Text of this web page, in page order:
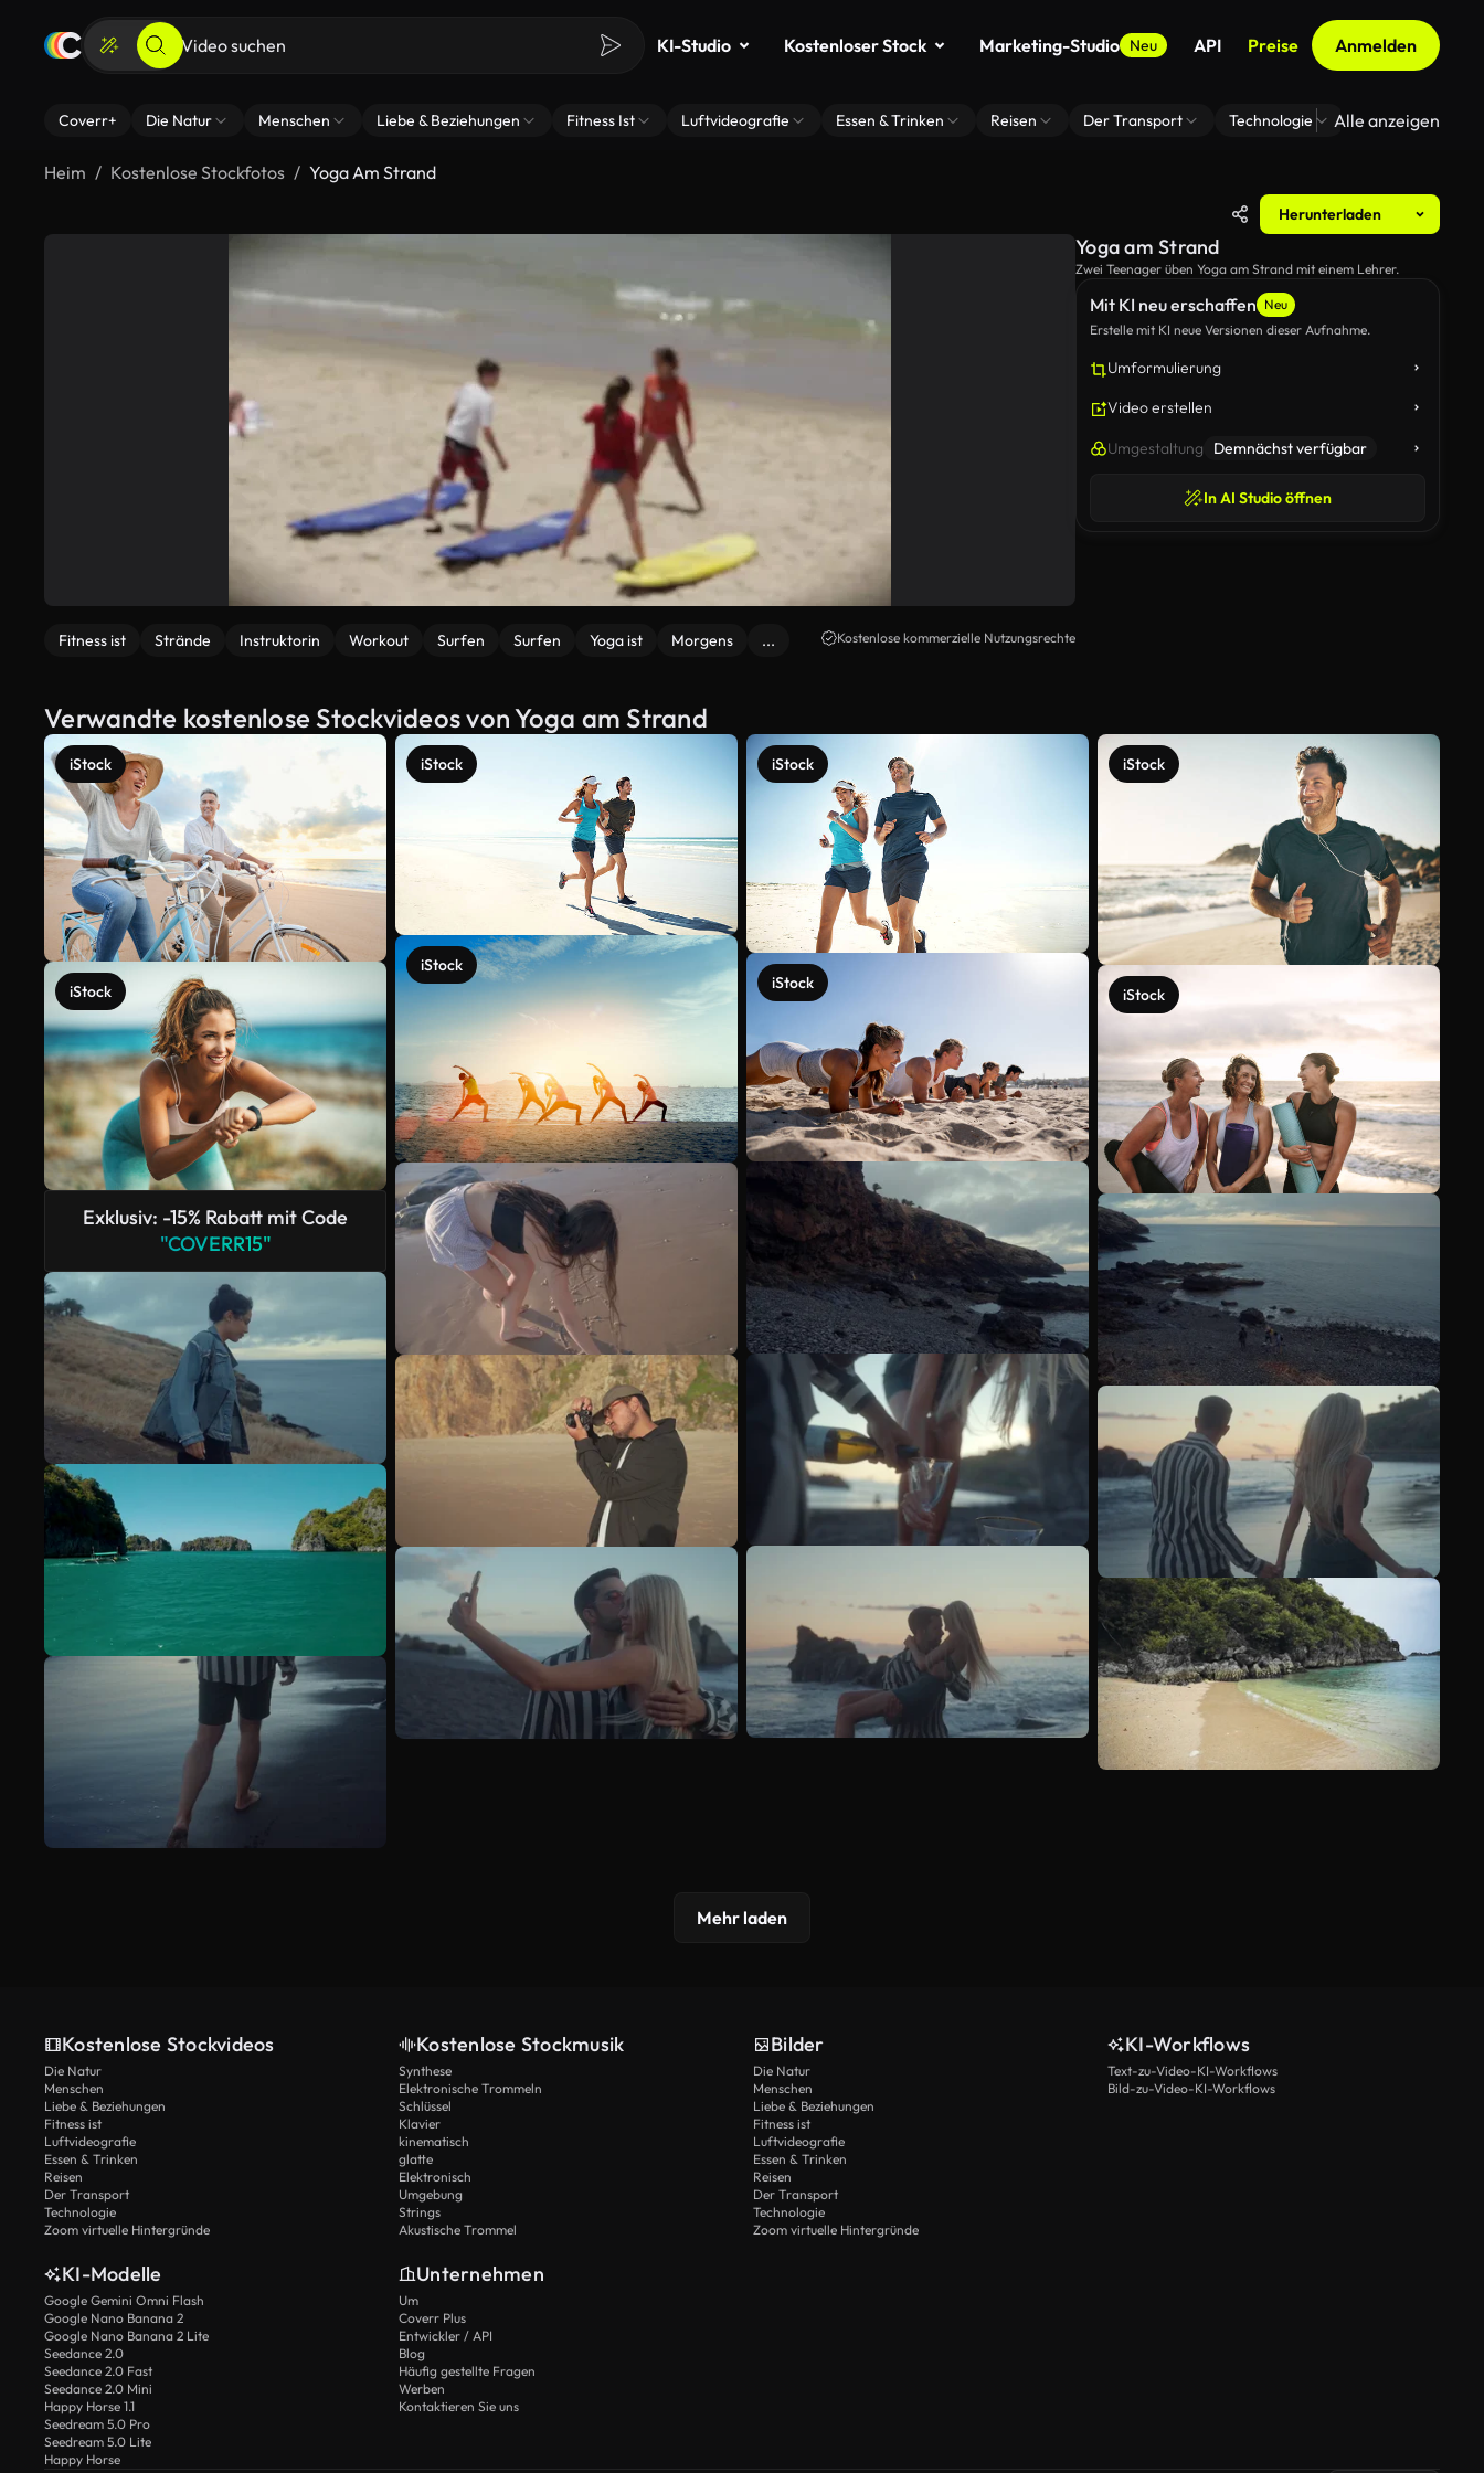
KI-Studio Kostenloser Stock Marketing-Studio Neu API Preise Anmelden
Coverr+ Die Natur Menschen Liebe & Beziehungen Fitness Ist Luftvideografie Essen & Trinken Reisen Der Transport Technologie Zoom Virtuelle
Alle anzeigen
Heim Kostenlose Stockfotos Yoga Am Strand
Herunterladen
Fitness ist Strände Instruktorin Workout Surfen Surfen Yoga ist Morgens ... Kostenlose kommerzielle Nutzungsrechte
Mit KI neu erschaffen Neu
Erstelle mit KI neue Versionen dieser Aufnahme.
Umformulierung
Video erstellen
Umgestaltung Demnächst verfügbar
In AI Studio öffnen
Yoga am Strand
Zwei Teenager üben Yoga am Strand mit einem Lehrer.
Verwandte kostenlose Stockvideos von Yoga am Strand
iStock
iStock
Exklusiv: -15% Rabatt mit Code
"COVERR15"
iStock
iStock
iStock
iStock
iStock
iStock
Mehr anzeigen
Mehr laden
Kostenlose Stockvideos
Die Natur
Menschen
Liebe & Beziehungen
Fitness ist
Luftvideografie
Essen & Trinken
Reisen
Der Transport
Technologie
Zoom virtuelle Hintergründe
Kostenlose Stockmusik
Synthese
Elektronische Trommeln
Schlüssel
Klavier
kinematisch
glatte
Elektronisch
Umgebung
Strings
Akustische Trommel
Bilder
Die Natur
Menschen
Liebe & Beziehungen
Fitness ist
Luftvideografie
Essen & Trinken
Reisen
Der Transport
Technologie
Zoom virtuelle Hintergründe
KI-Workflows
Text-zu-Video-KI-Workflows
Bild-zu-Video-KI-Workflows
KI-Modelle
Google Gemini Omni Flash
Google Nano Banana 2
Google Nano Banana 2 Lite
Seedance 2.0
Seedance 2.0 Fast
Seedance 2.0 Mini
Happy Horse 1.1
Seedream 5.0 Pro
Seedream 5.0 Lite
Happy Horse
Unternehmen
Um
Coverr Plus
Entwickler / API
Blog
Häufig gestellte Fragen
Werben
Kontaktieren Sie uns